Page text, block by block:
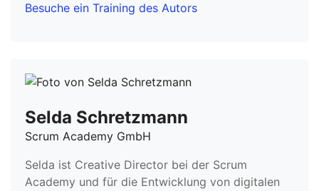
Besuche ein Training des Autors
Selda Schretzmann
Scrum Academy GmbH
Selda ist Creative Director bei der Scrum
Academy und für die Entwicklung von digitalen